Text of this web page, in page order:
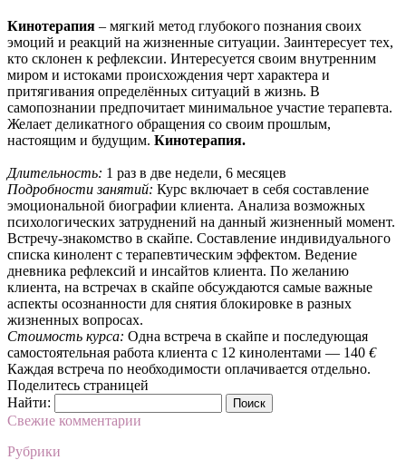
Кинотерапия – мягкий метод глубокого познания своих
эмоций и реакций на жизненные ситуации. Заинтересует тех,
кто склонен к рефлексии. Интересуется своим внутренним
миром и истоками происхождения черт характера и
притягивания определённых ситуаций в жизнь. В
самопознании предпочитает минимальное участие терапевта.
Желает деликатного обращения со своим прошлым,
настоящим и будущим. Кинотерапия.
Длительность: 1 раз в две недели, 6 месяцев
Подробности занятий: Курс включает в себя составление
эмоциональной биографии клиента. Анализа возможных
психологических затруднений на данный жизненный момент.
Встречу-знакомство в скайпе. Составление индивидуального
списка кинолент с терапевтическим эффектом. Ведение
дневника рефлексий и инсайтов клиента. По желанию
клиента, на встречах в скайпе обсуждаются самые важные
аспекты осознанности для снятия блокировке в разных
жизненных вопросах.
Стоимость курса: Одна встреча в скайпе и последующая
самостоятельная работа клиента с 12 кинолентами — 140 €
Каждая встреча по необходимости оплачивается отдельно.
Поделитесь страницей
Найти:
Свежие комментарии
Рубрики